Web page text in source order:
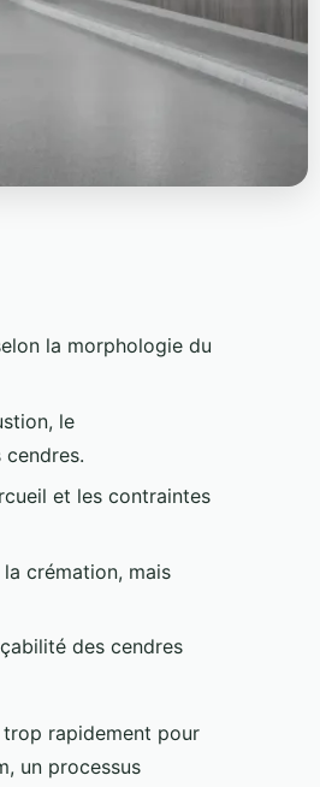
la morphologie du
le
et les contraintes
la crémation, mais
des cendres
trop rapidement pour
un processus